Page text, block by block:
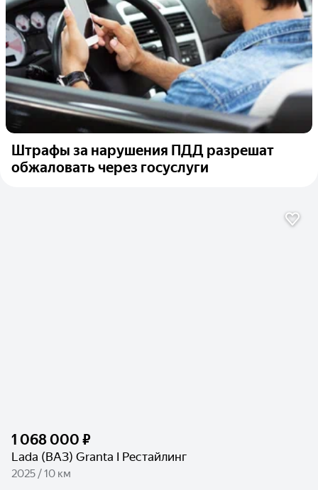
Штрафы за нарушения ПДД разрешат
обжаловать через госуслуги
1 068 000 ₽
Lada (ВАЗ) Granta I Рестайлинг
2025 / 10 км